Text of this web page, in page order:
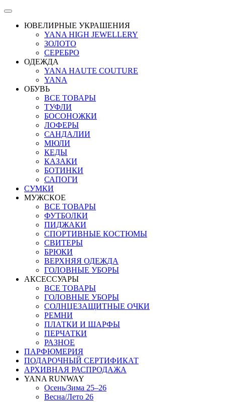
ЮВЕЛИРНЫЕ УКРАШЕНИЯ
YANA HIGH JEWELLERY
ЗОЛОТО
СЕРЕБРО
ОДЕЖДА
YANA HAUTE COUTURE
YANA
ОБУВЬ
ВСЕ ТОВАРЫ
ТУФЛИ
БОСОНОЖКИ
ЛОФЕРЫ
САНДАЛИИ
МЮЛИ
КЕДЫ
КАЗАКИ
БОТИНКИ
САПОГИ
СУМКИ
МУЖСКОЕ
ВСЕ ТОВАРЫ
ФУТБОЛКИ
ПИДЖАКИ
СПОРТИВНЫЕ КОСТЮМЫ
СВИТЕРЫ
БРЮКИ
ВЕРХНЯЯ ОДЕЖДА
ГОЛОВНЫЕ УБОРЫ
АКСЕССУАРЫ
ВСЕ ТОВАРЫ
ГОЛОВНЫЕ УБОРЫ
СОЛНЦЕЗАЩИТНЫЕ ОЧКИ
РЕМНИ
ПЛАТКИ И ШАРФЫ
ПЕРЧАТКИ
РАЗНОЕ
ПАРФЮМЕРИЯ
ПОДАРОЧНЫЙ СЕРТИФИКАТ
АРХИВНАЯ РАСПРОДАЖА
YANA RUNWAY
Осень/Зима 25–26
Весна/Лето 26